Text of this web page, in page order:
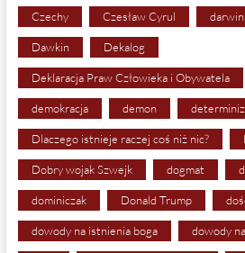
Czechy Czesław Cyrul darwin
Dawkin Dekalog
Deklaracja Praw Człowieka i Obywatela
demokracja demon
Dlaczego istnieje raczej coś niż nic?
Dobry wojak Szwejk dogmat
dominiczak Donald Trump
dowody na istnienia boga dowody